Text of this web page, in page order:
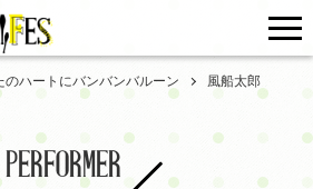
のハートにバンバンバルーン 風船太郎
PERFORMER